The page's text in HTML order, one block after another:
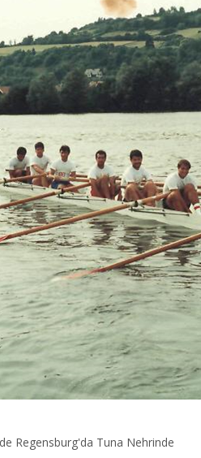
Regensburg'da Tuna Nehrinde